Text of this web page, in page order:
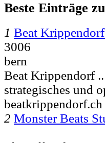
Beste Einträge
1 Beat
3006
bern
Beat Krippendorf
strategisches und
2 Monster Beats